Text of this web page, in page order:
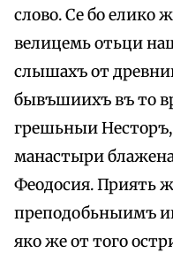
слово. Се бо елико
велицемь отьци
слышахъ от
бывъшиихъ въ то
грешьныи
манастыри
Феодосия. Приять
преподобьныимъ
яко же от того